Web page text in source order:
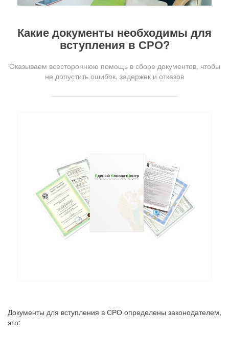
Какие документы необходимы для
вступления в СРО?
Оказываем всестороннюю помощь в сборе документов, чтобы
не допустить ошибок, задержек и отказов
Документы для вступления в СРО определены законодателем,
это: